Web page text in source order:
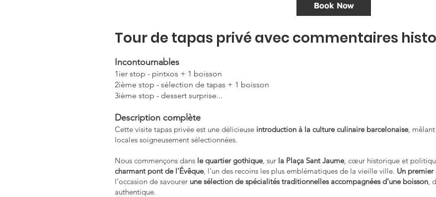
Book Now
Tour de tapas privé avec commentaires
Incontournables
1ier stop - pintxos + 1 boisson
2ième stop - sélection de tapas + 1 boisson
3ième stop - dessert surprise...
Description complète
Cette visite tapas privée est une délicieuse introduction à la culture culinaire barcelonaise,
locales soigneusement sélectionnées.
Nous commençons dans le quartier gothique, sur la Plaça Sant Jaume, cœur historique et
charmant pont de l’Évêque, l’un des recoins les plus emblématiques de la vieille ville. Un premier
l’occasion de savourer une sélection de spécialités traditionnelles accompagnées d’une boisson ,
authentique.